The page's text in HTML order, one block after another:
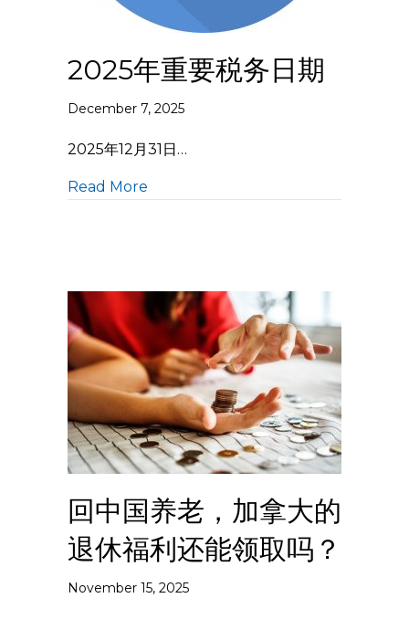
2025年重要税务日期
December 7, 2025
2025年12月31日…
Read More
回中国养老，加拿大的
退休福利还能领取吗？
November 15, 2025